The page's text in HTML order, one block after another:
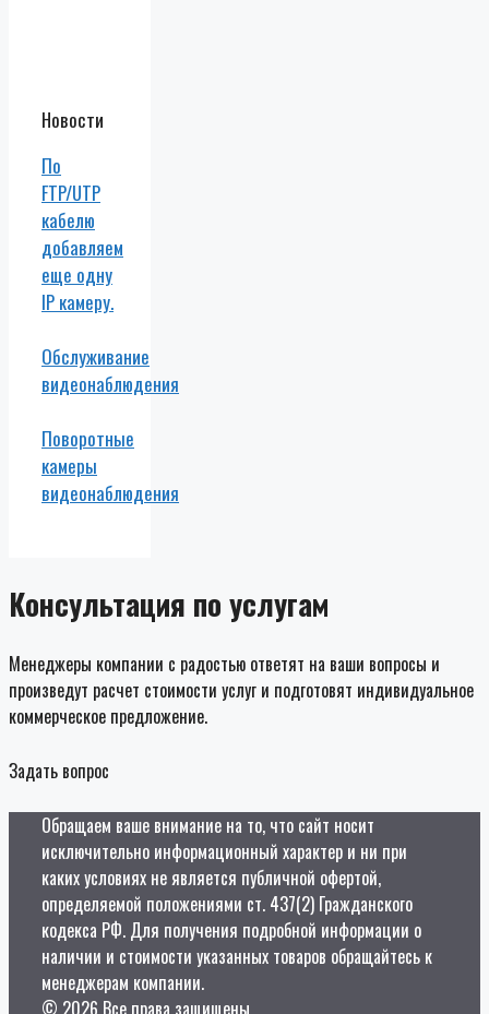
Новости
По
FTP/UTP
кабелю
добавляем
еще одну
IP камеру.
Обслуживание
видеонаблюдения
Поворотные
камеры
видеонаблюдения
Консультация по услугам
Менеджеры компании с радостью ответят на ваши вопросы и
произведут расчет стоимости услуг и подготовят индивидуальное
коммерческое предложение.
Задать вопрос
Обращаем ваше внимание на то, что сайт носит
исключительно информационный характер и ни при
каких условиях не является публичной офертой,
определяемой положениями ст. 437(2) Гражданского
кодекса РФ. Для получения подробной информации о
наличии и стоимости указанных товаров обращайтесь к
менеджерам компании.
© 2026 Все права защищены